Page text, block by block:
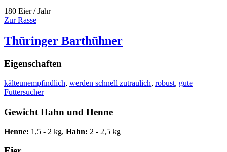
180 Eier / Jahr
Zur Rasse
Thüringer Barthühner
Eigenschaften
kälteunempfindlich, werden schnell zutraulich, robust, gute
Futtersucher
Gewicht Hahn und Henne
Henne: 1,5 - 2 kg, Hahn: 2 - 2,5 kg